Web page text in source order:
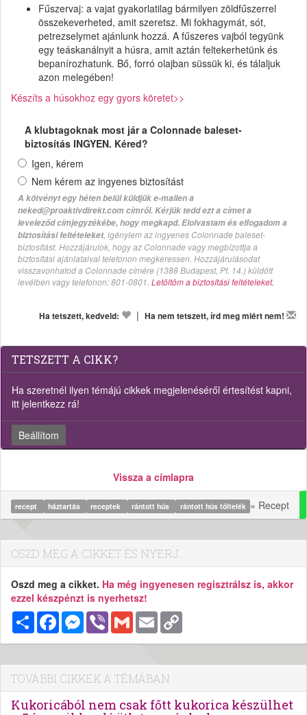
Fűszervaj: a vajat gyakorlatilag bármilyen zöldfűszerrel
összekeverheted, amit szeretsz. Mi fokhagymát, sót,
petrezselymet ajánlunk hozzá. A fűszeres vajból tegyünk
egy teáskanálnyit a húsra, amit aztán feltekerhetünk és
bepanírozhatunk. Bő, forró olajban süssük ki, és tálaljuk
azon melegében!
Készíts a húsokhoz egy gyors köretet>>
A klubtagoknak most jár a Colonnade baleset-
biztosítás INGYEN. Kéred?
Igen, kérem
Nem kérem az ingyenes biztosítást
A kötvényt egy héten belül küldjük e-mailen a
neked@proaktivdirekt.com címről. Kérjük tedd ezt a címet a
leveleződ címjegyzékébe, hogy megkapd. Elolvastam és elfogadom a
biztosítási feltételeket, igénylem az ingyenes Colonnade baleset-
biztosítást. Hozzájárulok, hogy az Colonnade vagy megbízottja a
biztosítási ajánlataival telefonon megkeressen. Hozzájárulásodat
visszavonhatod a Colonnade címére (1388 Budapest, Pf. 14.) küldött
levélben vagy telefonon: 801-0801. Letöltöm a biztosítási feltételeket.
Ha tetszett, kedveld: | Ha nem tetszett, írd meg miért nem!
TETSZETT A CIKK?
Ha szeretnél ilyen témájú cikkek megjelenéséről értesítést kapni,
itt jelentkezz rá!
Beállítom
Vissza a címlapra
recept háztartás receptek rántott hús rántott hús töltelék » Recept
OSZD MEG A CIKKET ÉS NYERJ...
Oszd meg a cikket. Ha még ingyenesen regisztrálsz is, akkor
ezzel készpénzt is nyerhetsz!
MegosztásFacebookMessenger
Viber Gmail Email
TOVÁBBI CIKKEK A TÉMÁBAN
Kukoricából nem csak főtt kukorica készülhet